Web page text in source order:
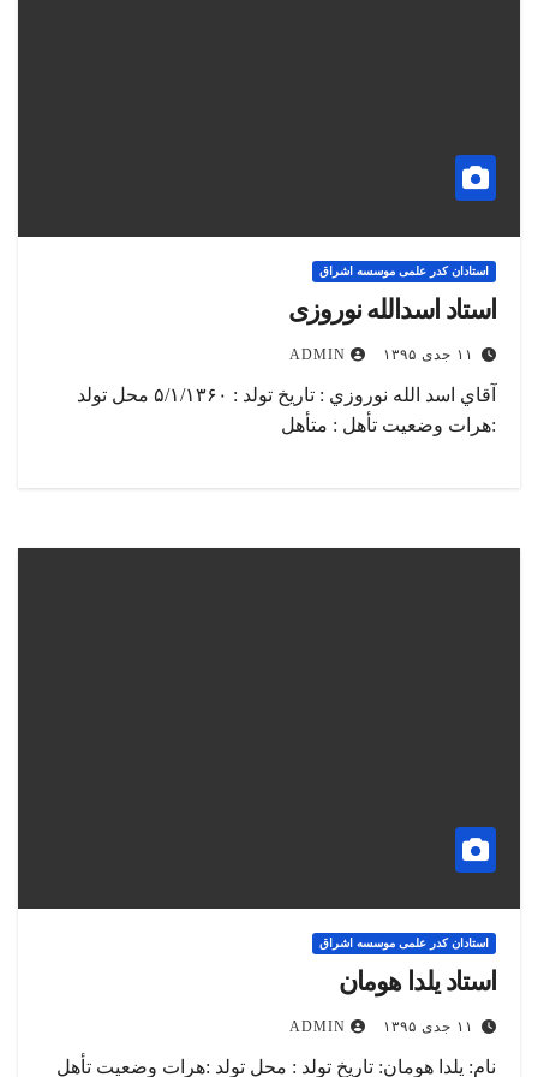
استادان کدر علمی موسسه اشراق
استاد اسدالله نوروزی
۱۱ جدی ۱۳۹۵ ADMIN
آقاي اسد الله نوروزي : تاریخ تولد : ۵/۱/۱۳۶۰ محل تولد
:هرات وضعیت تأهل : متأهل
استادان کدر علمی موسسه اشراق
استاد یلدا هومان
۱۱ جدی ۱۳۹۵ ADMIN
نام: يلدا هومان: تاریخ تولد : محل تولد :هرات وضعیت تأهل